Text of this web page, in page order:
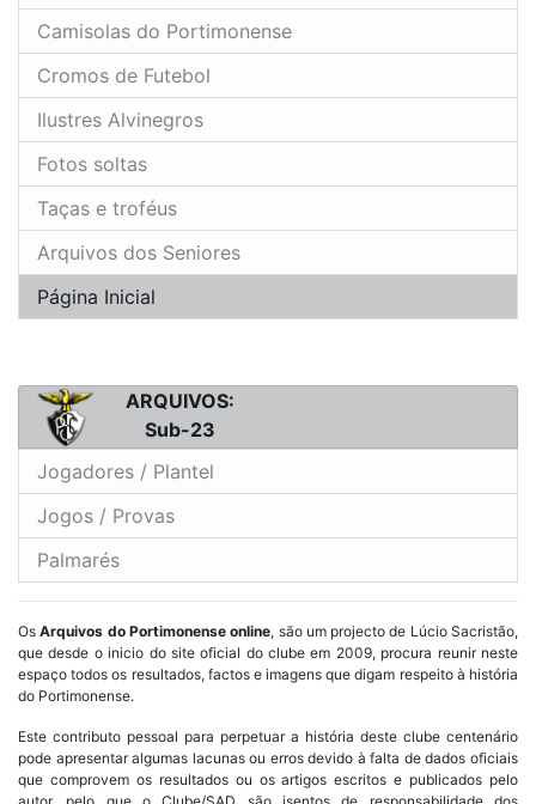
Camisolas do Portimonense
Cromos de Futebol
Ilustres Alvinegros
Fotos soltas
Taças e troféus
Arquivos dos Seniores
Página Inicial
ARQUIVOS:
Sub-23
Jogadores / Plantel
Jogos / Provas
Palmarés
OsArquivos do Portimonense online, são um projecto de Lúcio Sacristão,
que desde o inicio do site oficial do clube em 2009, procura reunir neste
espaço todos os resultados, factos e imagens que digam respeito à história
do Portimonense.
Este contributo pessoal para perpetuar a história deste clube centenário
pode apresentar algumas lacunas ou erros devido à falta de dados oficiais
que comprovem os resultados ou os artigos escritos e publicados pelo